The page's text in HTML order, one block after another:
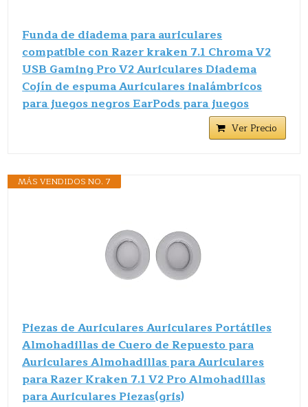
Funda de diadema para auriculares
compatible con Razer kraken 7.1 Chroma V2
USB Gaming Pro V2 Auriculares Diadema
Cojín de espuma Auriculares inalámbricos
para juegos negros EarPods para juegos
Ver Precio
MÁS VENDIDOS NO. 7
Piezas de Auriculares Auriculares Portátiles
Almohadillas de Cuero de Repuesto para
Auriculares Almohadillas para Auriculares
para Razer Kraken 7.1 V2 Pro Almohadillas
para Auriculares Piezas(gris)